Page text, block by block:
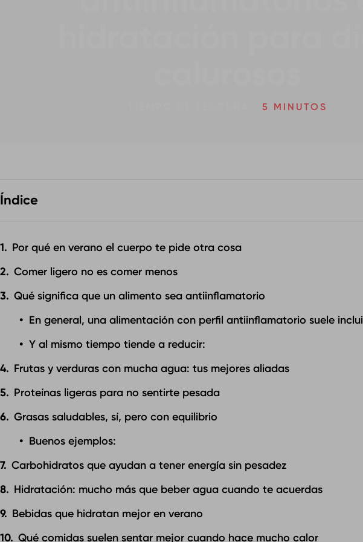
5 MINUTOS
Índice
Por qué en verano el cuerpo te pide otra cosa
Comer ligero no es comer menos
Qué significa que un alimento sea antiinflamatorio
En general, una alimentación con perfil antiinflamatorio suele
Y al mismo tiempo tiende a reducir:
Frutas y verduras con mucha agua: tus mejores aliadas
Proteínas ligeras para no sentirte pesada
Grasas saludables, sí, pero con equilibrio
Buenos ejemplos:
Carbohidratos que ayudan a tener energía sin pesadez
Hidratación: mucho más que beber agua cuando te acuerdas
Bebidas que hidratan mejor en verano
Qué comidas suelen sentar mejor cuando hace mucho calor